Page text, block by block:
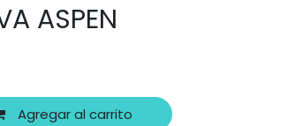
ASPEN
Agregar al carrito